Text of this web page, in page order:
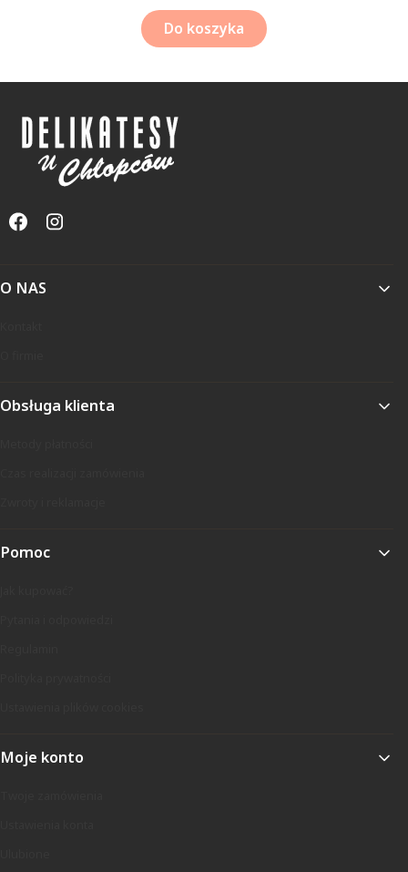
Do koszyka
Linki w stopce
O NAS
Obsługa klienta
Pomoc
Moje konto